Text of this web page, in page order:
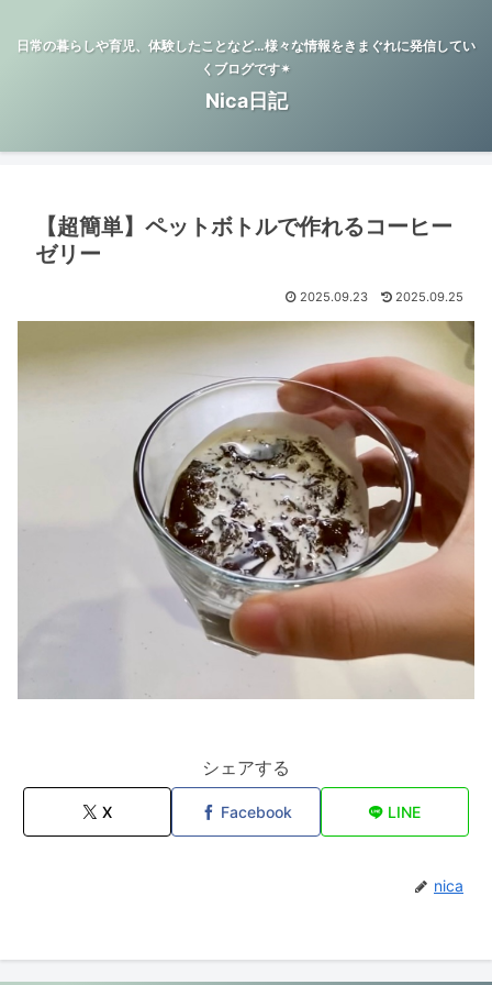
日常の暮らしや育児、体験したことなど…様々な情報をきまぐれに発信してい
くブログです✴︎
Nica日記
【超簡単】ペットボトルで作れるコーヒー
ゼリー
2025.09.23 2025.09.25
シェアする
X Facebook LINE
nica